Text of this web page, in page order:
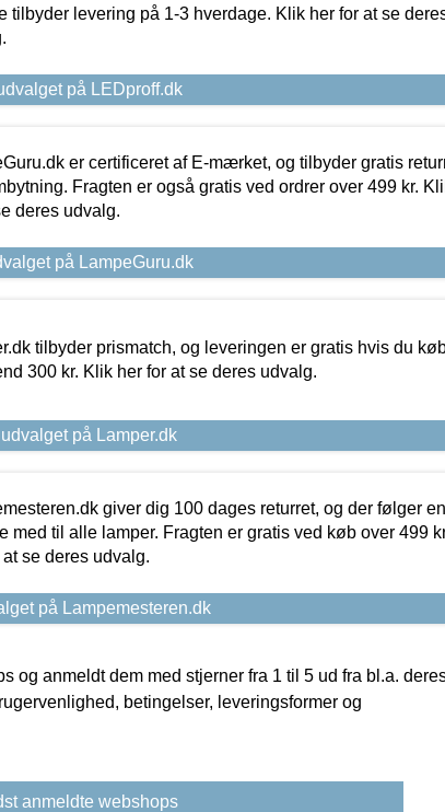
tilbyder levering på 1-3 hverdage. Klik her for at se
på LEDproff.dk
er certificeret af E-mærket, og tilbyder gratis
Fragten er også gratis ved ordrer over 499 kr.
deres udvalg.
på LampeGuru.dk
tilbyder prismatch, og leveringen er gratis hvis du
300 kr. Klik her for at se deres udvalg.
på Lamper.dk
giver dig 100 dages returret, og der følger
med til alle lamper. Fragten er gratis ved køb over 499
at se deres udvalg.
på Lampemesteren.dk
og anmeldt dem med stjerner fra 1 til 5 ud fra bl.a.
betingelser, leveringsformer og
anmeldte webshops